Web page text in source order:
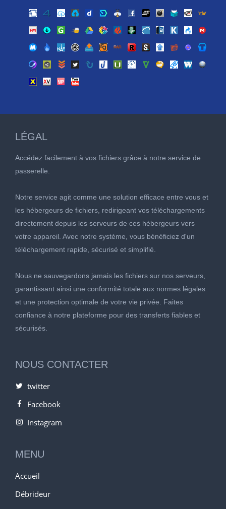
LÉGAL
Accédez facilement à vos fichiers grâce à notre service de
passerelle.
Notre service agit comme une solution efficace entre vous et
les hébergeurs de fichiers, redirigeant vos téléchargements
directement depuis les serveurs de ces hébergeurs vers
votre appareil. Avec notre système, vous bénéficiez d'un
téléchargement rapide, sécurisé et simplifié.
Nous ne sauvegardons jamais les fichiers sur nos serveurs,
garantissant ainsi une conformité totale aux normes légales
et une protection optimale de votre vie privée. Faites
confiance à notre plateforme pour des transferts fiables et
sécurisés.
NOUS CONTACTER
twitter
Facebook
Instagram
MENU
Accueil
Débrideur